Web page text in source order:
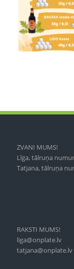
ZVANI MUMS!
Līga, tālruņa
Tatjana, tālruņa
RAKSTI MUMS!
liga@onplate.lv
tatjana@onplate.lv